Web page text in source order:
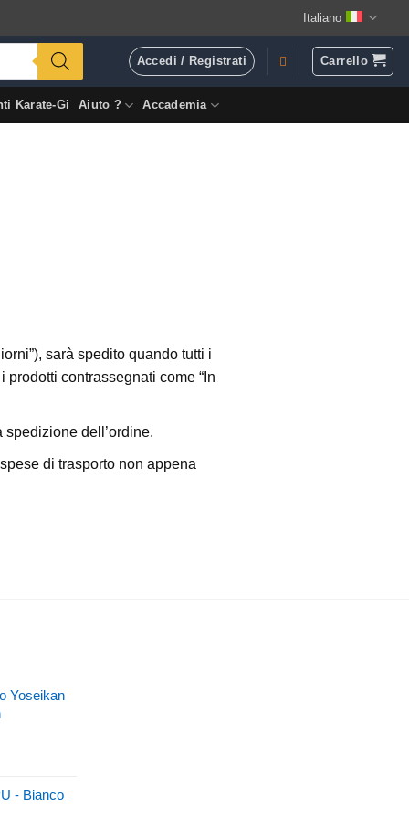
Italiano
Accedi / Registrati Carrello
Karate-Gi Aiuto ? Accademia
sarà spedito quando tutti i
contrassegnati come “In
dell’ordine.
di trasporto non appena
Yoseikan
- Bianco